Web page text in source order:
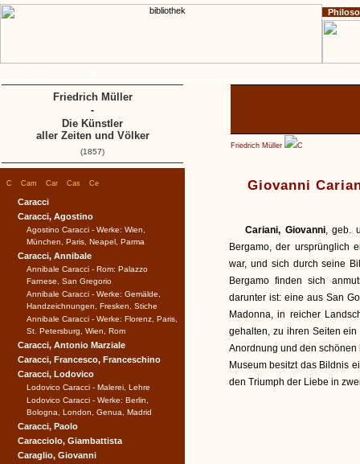
Friedrich Müller C
Giovanni
Cariani, Giovanni, geb.
Bergamo, der ursprünglich
war, und sich durch seine
Bergamo finden sich
darunter ist: eine aus San
Madonna, in reicher
gehalten, zu ihren Seiten
Anordnung und den
Museum besitzt das Bildnis
den Triumph der Liebe in
C Cam Car Cas Ce
Caracci
Caracci, Agostino
Agostino Caracci - Werke: Wien,
München, Paris, Neapel, Parma
Caracci, Annibale
Annibale Caracci - Rom: Palazzo
Farnese, San Gregorio
Annibale Caracci - Werke: Gemälde,
Handzeichnungen, Fresken, Stiche
Annibale Caracci - Werke: Florenz, Paris,
St. Petersburg, Wien, Rom
Caracci, Antonio Marziale
Caracci, Francesco, Franceschino
Caracci, Lodovico
Lodovico Caracci - Malerei, Lehre
Lodovico Caracci - Werke: Berlin,
Bologna, London, Genua, Madrid
Caracci, Paolo
Caracciolo, Giambattista
Caraglio, Giovanni
Friedrich Müller
-
Die Künstler
aller Zeiten und Völker
(1857)